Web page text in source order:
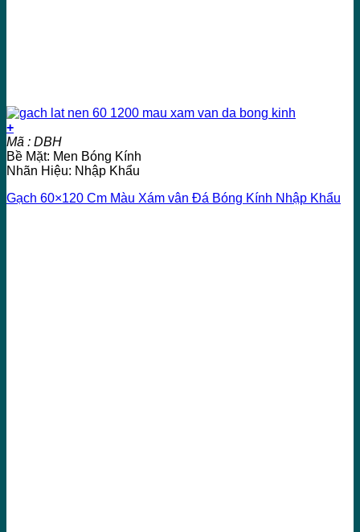
+
Mã : DBH
Bề Mặt: Men Bóng Kính
Nhãn Hiệu: Nhập Khẩu
Gạch 60×120 Cm Màu Xám vân Đá Bóng Kính Nhập Khẩu